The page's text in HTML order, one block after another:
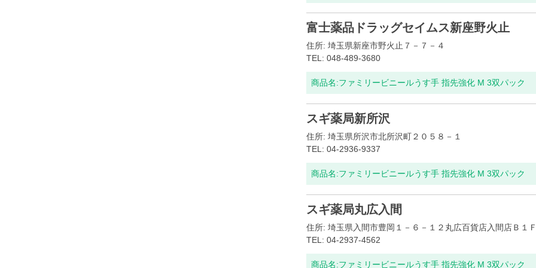
富士薬品ドラッグセイムス新座野火止
住所: 埼玉県新座市野火止７－７－４
TEL: 048-489-3680
商品名:ファミリービニールうす手 指先強化 M 3双パック
スギ薬局新所沢
住所: 埼玉県所沢市北所沢町２０５８－１
TEL: 04-2936-9337
商品名:ファミリービニールうす手 指先強化 M 3双パック
スギ薬局丸広入間
住所: 埼玉県入間市豊岡１－６－１２丸広百貨店入間店Ｂ１
TEL: 04-2937-4562
商品名:ファミリービニールうす手 指先強化 M 3双パック